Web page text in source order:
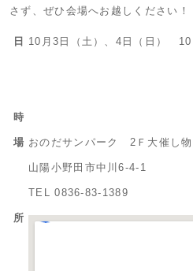
さず、ぜひ会場へお越しください！
日
時
10月3日（土）、4日（日） 10
場
所
おのだサンパーク 2Ｆ大催し
山陽小野田市中川6-4-1
TEL 0836-83-1389